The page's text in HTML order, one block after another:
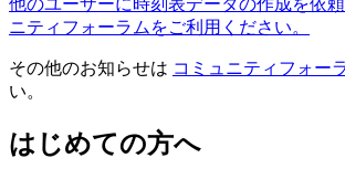
他のユーザーに時刻表データの作成を依
ニティフォーラムをご利用ください。
その他のお知らせは コミュニティフォー
い。
はじめての方へ